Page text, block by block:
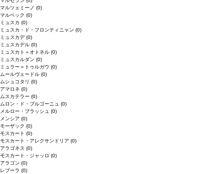
マルツェミーノ (0)
マルベック (0)
ミュスカ (0)
ミュスカ・ド・フロンティニャン (0)
ミュスカデ(0)
ミュスカデル (0)
ミュスカト＝オトネル (0)
ミュスカルダン (0)
ミュラー＝トゥルガウ (0)
ムールヴェードル (0)
ムシュコタリ (0)
アマロネ (0)
ムスカテラー (0)
ムロン・ド・ブルゴーニュ (0)
メルロー・ブラッシュ (0)
メンシア (0)
モーザック (0)
モスカート (0)
モスカート・アレクサンドリア (0)
アラゴネス (0)
モスカート・ジャッロ (0)
アラゴン (0)
レブーラ (0)